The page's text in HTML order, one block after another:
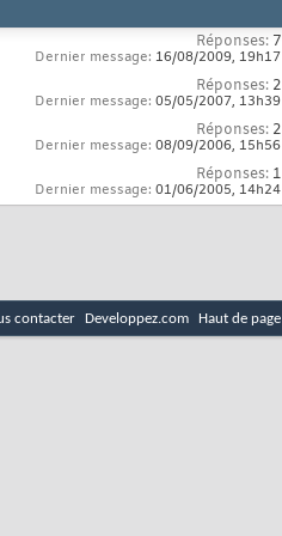
Réponses: 7
Dernier message: 16/08/2009, 19h17
Réponses: 2
Dernier message: 05/05/2007, 13h39
Réponses: 2
Dernier message: 08/09/2006, 15h56
Réponses: 1
Dernier message: 01/06/2005, 14h24
contacter Developpez.com Haut de page